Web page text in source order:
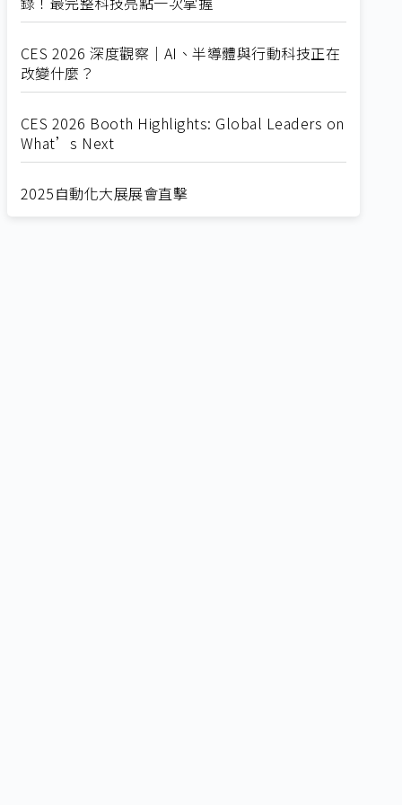
CES 2026 深度觀察｜AI、半導體與行動科技正在
改變什麼？
CES 2026 Booth Highlights: Global Leaders on
What’s Next
2025自動化大展展會直擊